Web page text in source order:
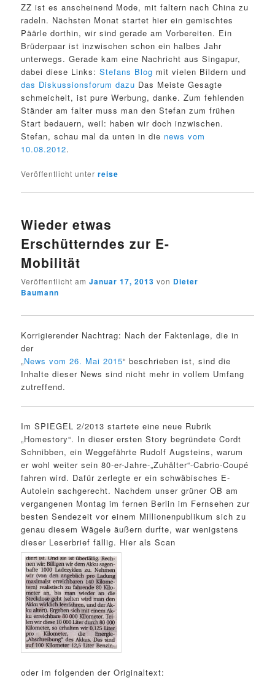
ZZ ist es anscheinend Mode, mit faltern nach China zu
radeln. Nächsten Monat startet hier ein gemischtes
Päärle dorthin, wir sind gerade am Vorbereiten. Ein
Brüderpaar ist inzwischen schon ein halbes Jahr
unterwegs. Gerade kam eine Nachricht aus Singapur,
dabei diese Links:Stefans Blog mit vielen Bildern und
das Diskussionsforum dazu Das Meiste Gesagte
schmeichelt, ist pure Werbung, danke. Zum fehlenden
Ständer am falter muss man den Stefan zum frühen
Start bedauern, weil: haben wir doch inzwischen.
Stefan, schau mal da unten in die news vom
10.08.2012.
Veröffentlicht unter reise
Wieder etwas
Erschütterndes zur E-
Mobilität
Veröffentlicht amJanuar 17, 2013 von Dieter
Baumann
Korrigierender Nachtrag: Nach der Faktenlage, die in
der
„News vom 26. Mai 2015“ beschrieben ist, sind die
Inhalte dieser News sind nicht mehr in vollem Umfang
zutreffend.
Im SPIEGEL 2/2013 startete eine neue Rubrik
„Homestory“. In dieser ersten Story begründete Cordt
Schnibben, ein Weggefährte Rudolf Augsteins, warum
er wohl weiter sein 80-er-Jahre-„Zuhälter“-Cabrio-Coupé
fahren wird. Dafür zerlegte er ein schwäbisches E-
Autolein sachgerecht. Nachdem unser grüner OB am
vergangenen Montag im fernen Berlin im Fernsehen zur
besten Sendezeit vor einem Millionenpublikum sich zu
genau diesem Wägele äußern durfte, war wenigstens
dieser Leserbrief fällig. Hier als Scan
oder im folgenden der Originaltext: